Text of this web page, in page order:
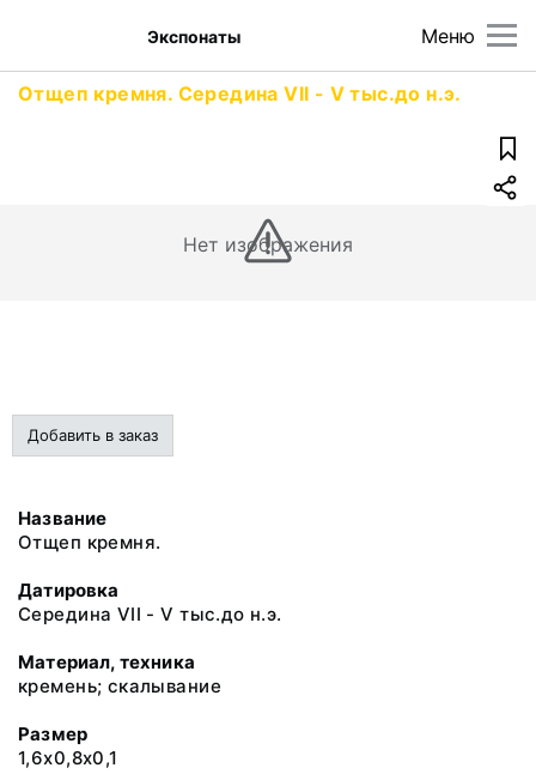
Меню
Экспонаты
Отщеп кремня. Середина VII - V тыс.до н.э.
Нет изображения
Добавить в заказ
Название
Отщеп кремня.
Датировка
Середина VII - V тыс.до н.э.
Материал, техника
кремень; скалывание
Размер
1,6х0,8х0,1